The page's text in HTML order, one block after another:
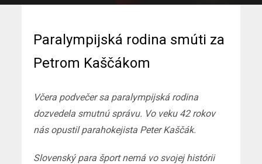
Paralympijská rodina smúti za
Petrom Kaščákom
Včera podvečer sa paralympijská rodina
dozvedela smutnú správu. Vo veku 42 rokov
nás opustil parahokejista Peter Kaščák.
Slovenský para šport nemá vo svojej histórii